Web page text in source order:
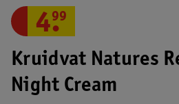
Kruidvat Natures
Night Cream
4.
99